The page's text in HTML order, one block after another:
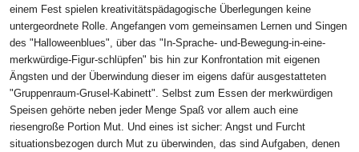
einem Fest spielen kreativitätspädagogische Überlegungen keine
untergeordnete Rolle. Angefangen vom gemeinsamen Lernen und Singen
des "Halloweenblues", über das "In-Sprache- und-Bewegung-in-eine-
merkwürdige-Figur-schlüpfen" bis hin zur Konfrontation mit eigenen
Ängsten und der Überwindung dieser im eigens dafür ausgestatteten
"Gruppenraum-Grusel-Kabinett". Selbst zum Essen der merkwürdigen
Speisen gehörte neben jeder Menge Spaß vor allem auch eine
riesengroße Portion Mut. Und eines ist sicher: Angst und Furcht
situationsbezogen durch Mut zu überwinden, das sind Aufgaben, denen